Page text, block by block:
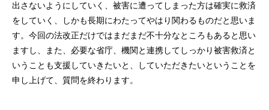
出さないようにしていく、被害に遭ってしまった方は確実に救済
をしていく、しかも長期にわたってやはり関わるものだと思いま
す。今回の法改正だけではまだまだ不十分なところもあると思い
ますし、また、必要な省庁、機関と連携してしっかり被害救済と
いうことも支援していきたいと、していただきたいということを
申し上げて、質問を終わります。